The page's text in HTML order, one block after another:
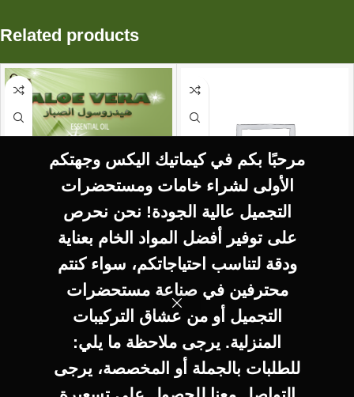
مرحبًا بكم في كيماتيك اليكس وجهتكم
الأولى لشراء خامات ومستحضرات
التجميل عالية الجودة! نحن نحرص
على توفير أفضل المواد الخام بعناية
ودقة لتناسب احتياجاتكم، سواء كنتم
محترفين في صناعة مستحضرات
التجميل أو من عشاق التركيبات
المنزلية. يرجى ملاحظة ما يلي:
للطلبات بالجملة أو المخصصة، يرجى
Related products
SELECT OPTIONS
Aloe vera هيدروسول
الصبار
Hydrosol
160EGP
SELECT OPTIONS
Camomile hydrosol
هيدروسول بابونج
Hydrosol
140EGP